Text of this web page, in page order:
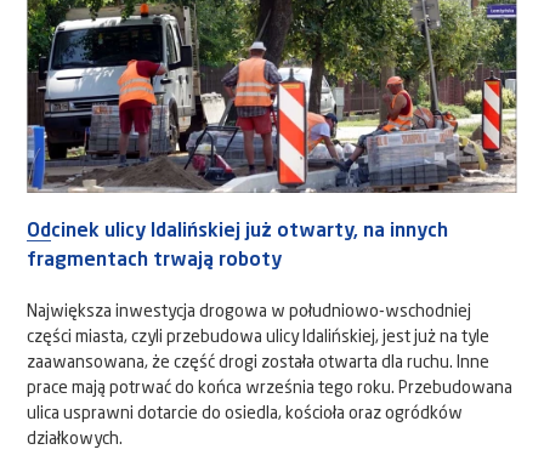
Odcinek ulicy Idalińskiej już otwarty, na innych
fragmentach trwają roboty
Największa inwestycja drogowa w południowo-wschodniej
części miasta, czyli przebudowa ulicy Idalińskiej, jest już na tyle
zaawansowana, że część drogi została otwarta dla ruchu. Inne
prace mają potrwać do końca września tego roku. Przebudowana
ulica usprawni dotarcie do osiedla, kościoła oraz ogródków
działkowych.